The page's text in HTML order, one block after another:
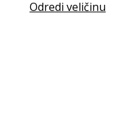
Odredi veličinu